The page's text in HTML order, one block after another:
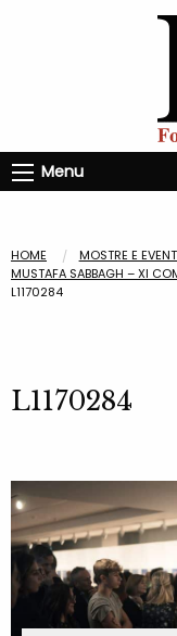
Menu
HOME
MOSTRE E
MUSTAFA SABBAGH – XI
L1170284
L1170284